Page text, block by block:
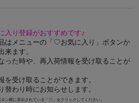
入り登録がおすすめです♪
はメニューの「♡お気に入り」ボタンか
来ます。
った時や、再入荷情報を受け取ることが
を受け取ることができます。
替わり時にお知らせします。
ン横に表示されている「♡」をクリックしてください。